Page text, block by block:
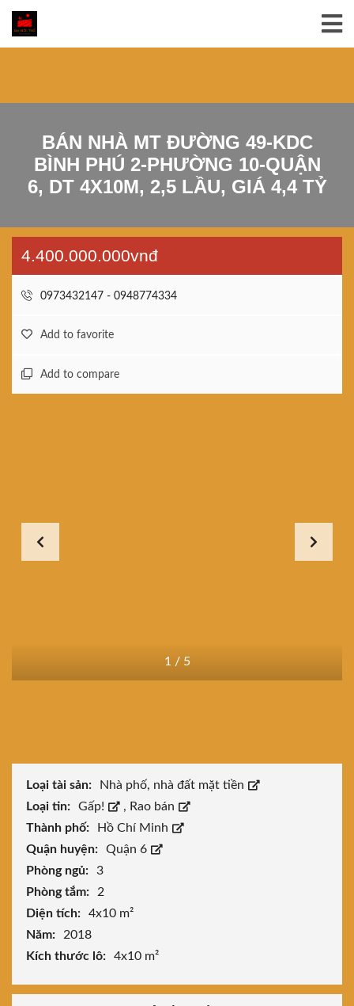
BÁN NHÀ MT ĐƯỜNG 49-KDC
BÌNH PHÚ 2-PHƯỜNG 10-QUẬN
6, DT 4X10M, 2,5 LẦU, GIÁ 4,4 TỶ
4.400.000.000vnđ
0973432147 - 0948774334
Add to favorite
Add to compare
1 / 5
Loại tài sản:
Nhà phố, nhà đất mặt tiền
Loại tin:
Gấp! , Rao bán
Thành phố:
Hồ Chí Minh
Quận huyện:
Quận 6
Phòng ngủ:
3
Phòng tắm:
2
Diện tích:
4x10 m²
Năm:
2018
Kích thước lô:
4x10 m²